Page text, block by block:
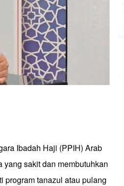
Ibadah Haji (PPIH) Arab
sakit dan membutuhkan
program tanazul atau pulang